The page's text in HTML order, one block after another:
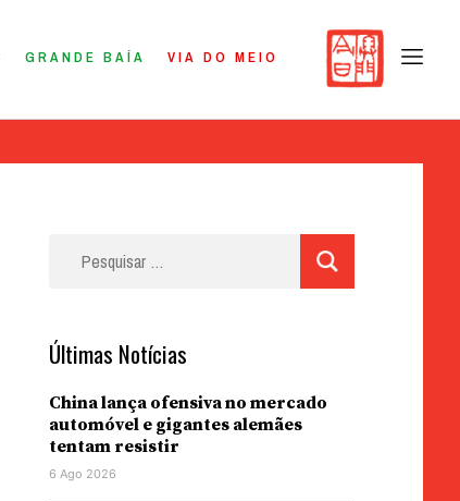
GRANDE BAÍA VIA DO MEIO
Últimas Notícias
China lança ofensiva no mercado
automóvel e gigantes alemães
tentam resistir
6 Ago 2026